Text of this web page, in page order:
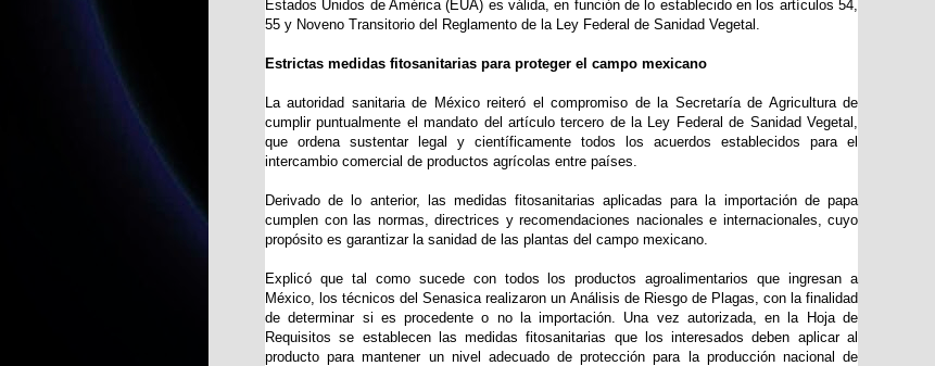
Estados Unidos de América (EUA) es válida, en función de lo establecido en los artículos 54,
55 y Noveno Transitorio del Reglamento de la Ley Federal de Sanidad Vegetal.
Estrictas medidas fitosanitarias para proteger el campo mexicano
La autoridad sanitaria de México reiteró el compromiso de la Secretaría de Agricultura de
cumplir puntualmente el mandato del artículo tercero de la Ley Federal de Sanidad Vegetal,
que ordena sustentar legal y científicamente todos los acuerdos establecidos para el
intercambio comercial de productos agrícolas entre países.
Derivado de lo anterior, las medidas fitosanitarias aplicadas para la importación de papa
cumplen con las normas, directrices y recomendaciones nacionales e internacionales, cuyo
propósito es garantizar la sanidad de las plantas del campo mexicano.
Explicó que tal como sucede con todos los productos agroalimentarios que ingresan a
México, los técnicos del Senasica realizaron un Análisis de Riesgo de Plagas, con la finalidad
de determinar si es procedente o no la importación. Una vez autorizada, en la Hoja de
Requisitos se establecen las medidas fitosanitarias que los interesados deben aplicar al
producto para mantener un nivel adecuado de protección para la producción nacional de